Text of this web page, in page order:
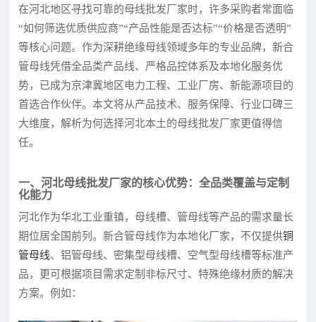
在河北地区寻找可靠的母线批发厂家时，许多采购者常面临
“如何筛选优质供应商”“产品性能是否达标”“价格是否透明”
等核心问题。作为深耕绝缘母线领域多年的专业品牌，新合
管母线凭借全品类产品线、严格品控体系及本地化服务优
势，已成为京津冀地区电力工程、工业厂房、新能源项目的
首选合作伙伴。本文将从产品技术、服务保障、行业口碑三
大维度，解析为何选择河北本土的母线批发厂家更值得信
任。
一、河北母线批发厂家的核心优势：全品类覆盖与定制
化能力
河北作为华北工业重镇，母线槽、管母线等产品的需求量长
期位居全国前列。新合管母线作为本地化厂家，不仅提供铜
管母线、铝管母线、密集型母线槽、空气型母线槽等标准产
品，更可根据项目需求定制非标尺寸、特殊绝缘材质的解决
方案。例如：